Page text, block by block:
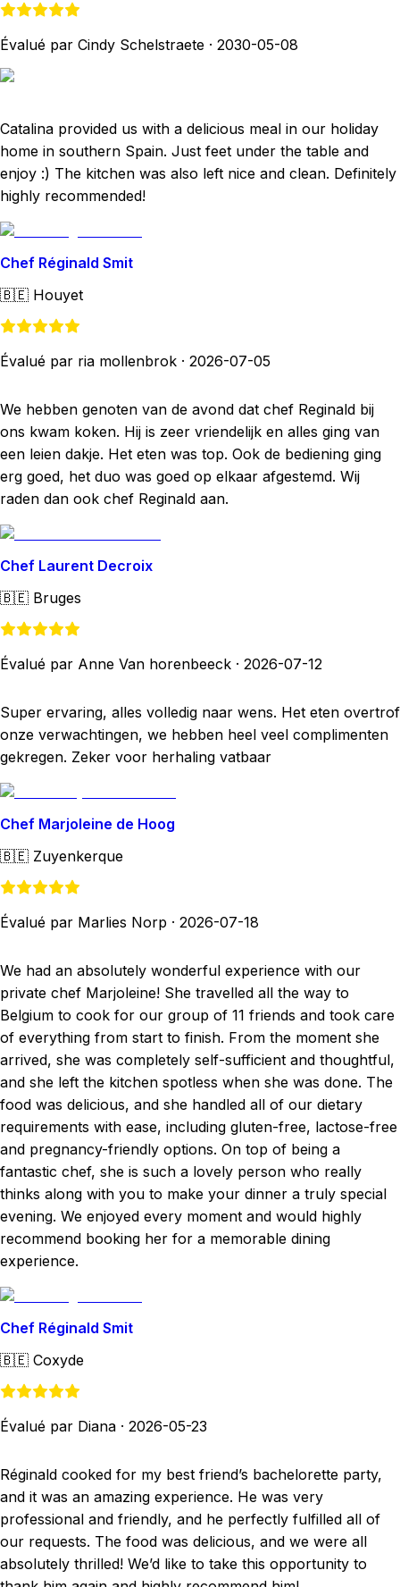
Évalué par Cindy Schelstraete · 2030-05-08
Catalina provided us with a delicious meal in our holiday
home in southern Spain. Just feet under the table and
enjoy :) The kitchen was also left nice and clean. Definitely
highly recommended!
Chef Réginald Smit
🇧🇪 Houyet
Évalué par ria mollenbrok · 2026-07-05
We hebben genoten van de avond dat chef Reginald bij
ons kwam koken. Hij is zeer vriendelijk en alles ging van
een leien dakje. Het eten was top. Ook de bediening ging
erg goed, het duo was goed op elkaar afgestemd. Wij
raden dan ook chef Reginald aan.
Chef Laurent Decroix
🇧🇪 Bruges
Évalué par Anne Van horenbeeck · 2026-07-12
Super ervaring, alles volledig naar wens. Het eten overtrof
onze verwachtingen, we hebben heel veel complimenten
gekregen. Zeker voor herhaling vatbaar
Chef Marjoleine de Hoog
🇧🇪 Zuyenkerque
Évalué par Marlies Norp · 2026-07-18
We had an absolutely wonderful experience with our
private chef Marjoleine! She travelled all the way to
Belgium to cook for our group of 11 friends and took care
of everything from start to finish. From the moment she
arrived, she was completely self-sufficient and thoughtful,
and she left the kitchen spotless when she was done. The
food was delicious, and she handled all of our dietary
requirements with ease, including gluten-free, lactose-free
and pregnancy-friendly options. On top of being a
fantastic chef, she is such a lovely person who really
thinks along with you to make your dinner a truly special
evening. We enjoyed every moment and would highly
recommend booking her for a memorable dining
experience.
Chef Réginald Smit
🇧🇪 Coxyde
Évalué par Diana · 2026-05-23
Réginald cooked for my best friend’s bachelorette party,
and it was an amazing experience. He was very
professional and friendly, and he perfectly fulfilled all of
our requests. The food was delicious, and we were all
absolutely thrilled! We’d like to take this opportunity to